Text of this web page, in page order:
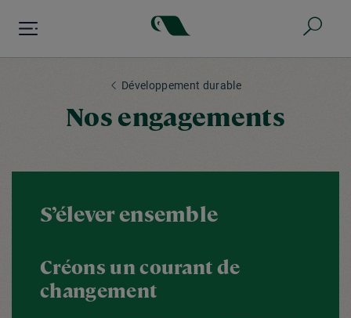
Développement durable
Nos engagements
S’élever ensemble
Créons un courant de
changement